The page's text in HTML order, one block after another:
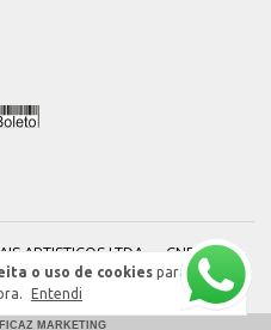
o uso de cookies para
Entendi
ARTISTICOS LTDA — CNPJ:
os direitos reservados.